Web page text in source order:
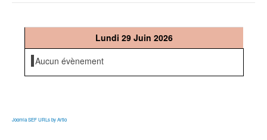
Lundi 29 Juin 2026
Aucun évènement
Joomla SEF URLs by Artio